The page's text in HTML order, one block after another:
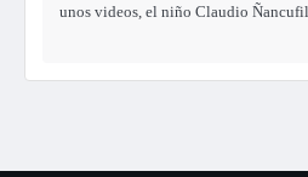
unos videos, el niño Claudio Ñancufil